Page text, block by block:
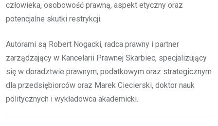
człowieka, osobowość prawną, aspekt etyczny oraz
potencjalne skutki restrykcji.
Autorami są Robert Nogacki, radca prawny i partner
zarządzający w Kancelarii Prawnej Skarbiec, specjalizujący
się w doradztwie prawnym, podatkowym oraz strategicznym
dla przedsiębiorców oraz Marek Ciecierski, doktor nauk
politycznych i wykładowca akademicki.